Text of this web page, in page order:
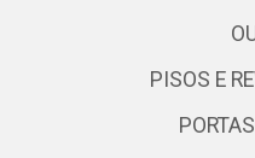
PISOS E